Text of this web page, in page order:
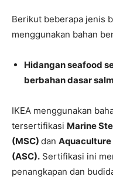
Berikut beberapa jenis
menggunakan bahan
Hidangan seafood
berbahan dasar
IKEA menggunakan
tersertifikasi Marine
(MSC) dan
(ASC). Sertifikasi ini
penangkapan dan